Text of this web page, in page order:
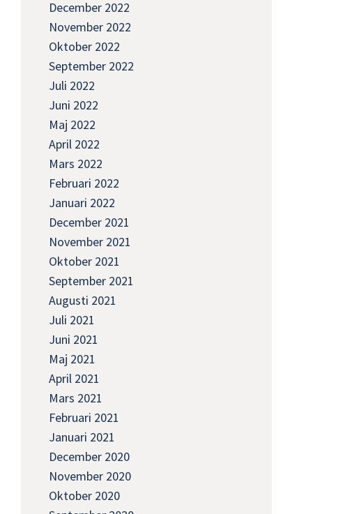
December 2022
November 2022
Oktober 2022
September 2022
Juli 2022
Juni 2022
Maj 2022
April 2022
Mars 2022
Februari 2022
Januari 2022
December 2021
November 2021
Oktober 2021
September 2021
Augusti 2021
Juli 2021
Juni 2021
Maj 2021
April 2021
Mars 2021
Februari 2021
Januari 2021
December 2020
November 2020
Oktober 2020